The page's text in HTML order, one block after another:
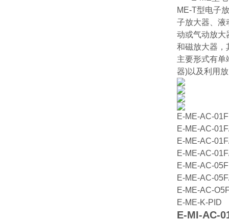
ME-T型电子
子放大器、液
动或气动放大
和磁放大器，
主要形式有单
器)以及利用
E-ME-AC-01F
E-ME-AC-
E-ME-AC-
E-ME-AC-
E-ME-AC-05F
E-ME-AC-
E-ME-AC-
E-ME-K-PID
E-MI-AC-